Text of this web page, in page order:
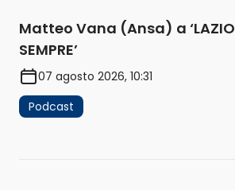
Matteo Vana (Ansa) a ‘LAZIO
SEMPRE’
07 agosto 2026, 10:31
Podcast